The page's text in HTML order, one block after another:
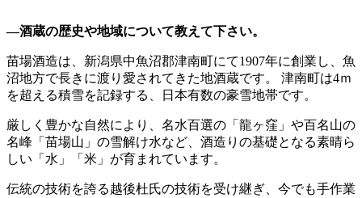
―酒蔵の歴史や地域について教えて下さい。
苗場酒造は、新潟県中魚沼郡津南町にて1907年に創業し、魚
沼地方で長きに渡り愛されてきた地酒蔵です。 津南町は4ｍ
を超える積雪を記録する、日本有数の豪雪地帯です。
厳しく豊かな自然により、名水百選の「龍ヶ窪」や百名山の
名峰「苗場山」の雪解け水など、酒造りの基礎となる素晴ら
しい「水」「米」が育まれています。
伝統の技術を誇る越後杜氏の技術を受け継ぎ、今でも手作業